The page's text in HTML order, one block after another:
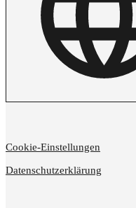
Cookie-Einstellungen
Datenschutzerklärung